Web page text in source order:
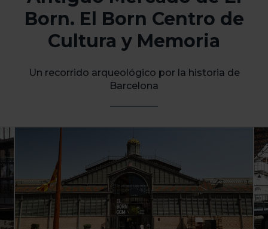
Born. El Born Centro de
Cultura y Memoria
Un recorrido arqueológico por la historia de
Barcelona